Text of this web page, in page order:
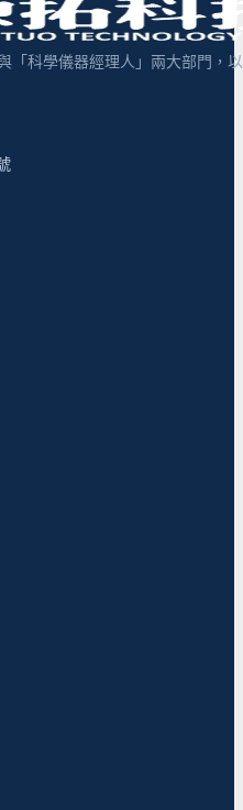
「科學儀器經理人」兩大部門，